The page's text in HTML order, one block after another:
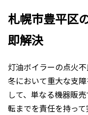
札幌市豊平区
即解決
灯油ボイラーの点火
冬において重大な支
して、単なる機器販
転までを責任を持っ